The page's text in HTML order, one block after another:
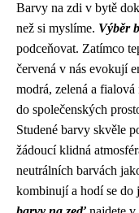
Barvy na zdi v bytě
než si myslíme. Výběr
podceňovat. Zatímco
červená v nás evokují
modrá, zelená a
do společenských
Studené barvy skvěle
žádoucí klidná
neutrálních barvách
kombinují a hodí se do